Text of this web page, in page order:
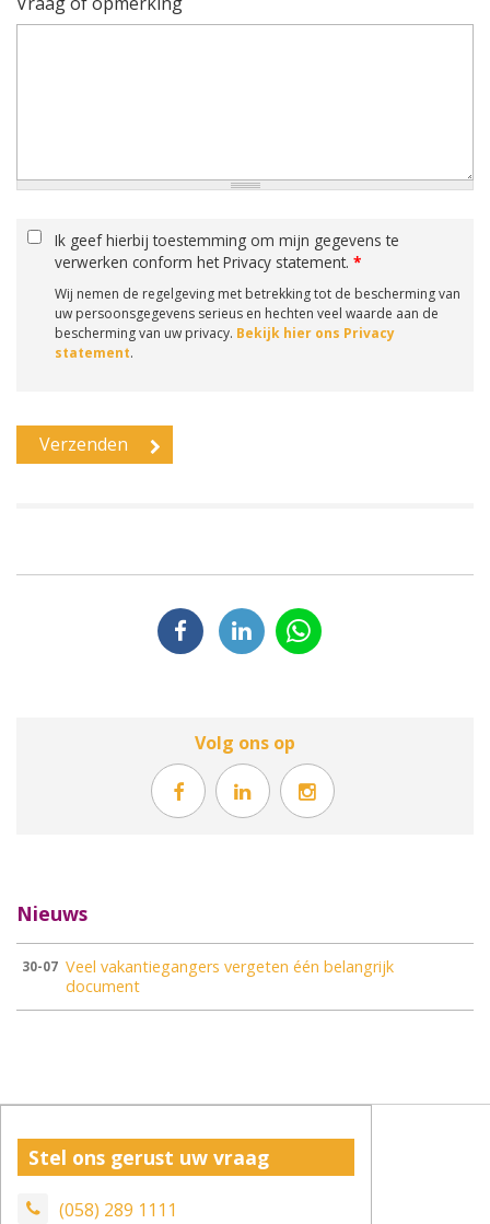
Ik geef hierbij toestemming om mijn gegevens te
verwerken conform het Privacy statement. *
Wij nemen de regelgeving met betrekking tot de bescherming van
uw persoonsgegevens serieus en hechten veel waarde aan de
bescherming van uw privacy. Bekijk hier ons Privacy
statement.
Volg ons op
Nieuws
30-07 Veel vakantiegangers vergeten één belangrijk
document
Stel ons gerust uw vraag
(058) 289 1111